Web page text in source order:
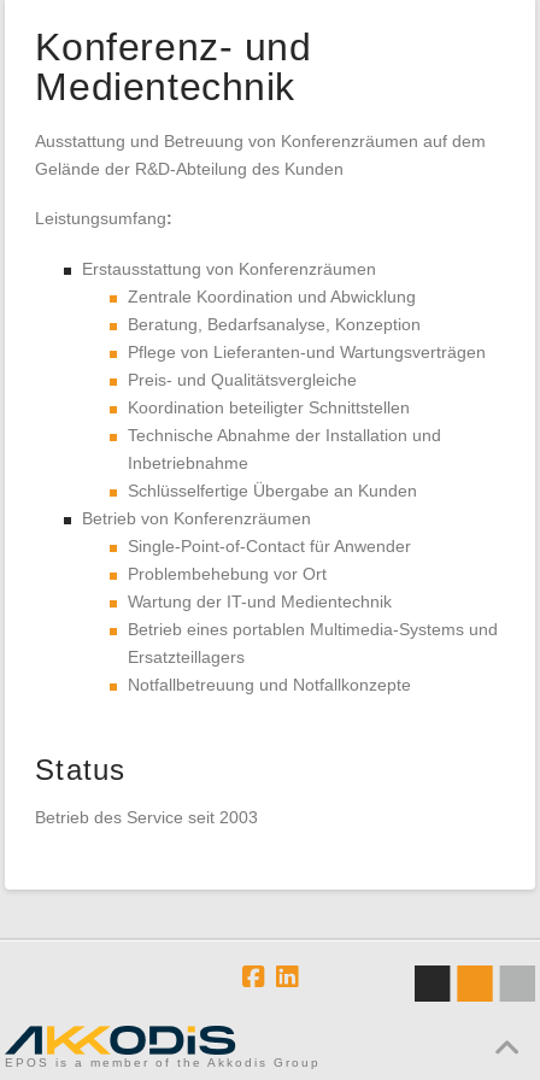
Konferenz- und
Medientechnik
Ausstattung und Betreuung von Konferenzräumen auf dem
Gelände der R&D-Abteilung des Kunden
Leistungsumfang:
Erstausstattung von Konferenzräumen
Zentrale Koordination und Abwicklung
Beratung, Bedarfsanalyse, Konzeption
Pflege von Lieferanten-und Wartungsverträgen
Preis- und Qualitätsvergleiche
Koordination beteiligter Schnittstellen
Technische Abnahme der Installation und
Inbetriebnahme
Schlüsselfertige Übergabe an Kunden
Betrieb von Konferenzräumen
Single-Point-of-Contact für Anwender
Problembehebung vor Ort
Wartung der IT-und Medientechnik
Betrieb eines portablen Multimedia-Systems und
Ersatzteillagers
Notfallbetreuung und Notfallkonzepte
Status
Betrieb des Service seit 2003
EPOS is a member of the Akkodis Group